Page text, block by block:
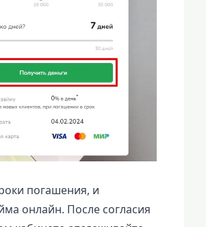
погашения, и
онлайн. После согласия